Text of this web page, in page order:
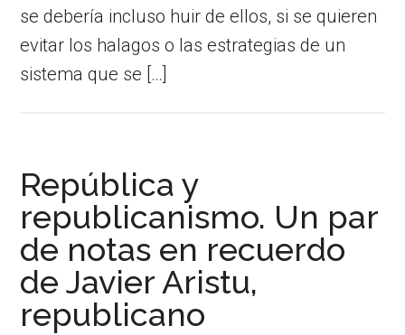
se debería incluso huir de ellos, si se quieren
evitar los halagos o las estrategias de un
sistema que se […]
República y
republicanismo. Un par
de notas en recuerdo
de Javier Aristu,
republicano